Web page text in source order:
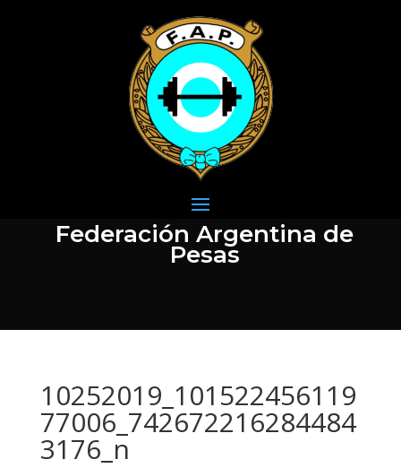
Federación Argentina de
Pesas
10252019_101522456119
77006_742672216284484
3176_n